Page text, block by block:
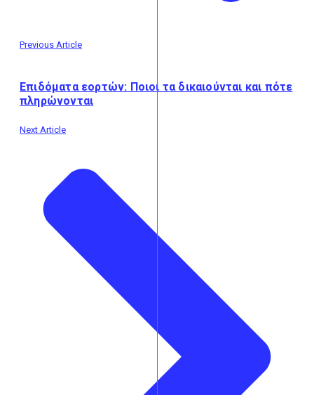
Previous Article
Επιδόματα εορτών: Ποιοι τα δικαιούνται και πότε
πληρώνονται
Next Article